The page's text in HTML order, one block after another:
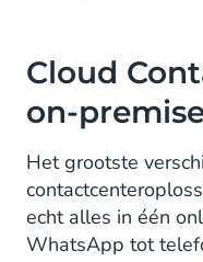
Cloud
on-
Het grootste
echt alles in één
WhatsApp tot